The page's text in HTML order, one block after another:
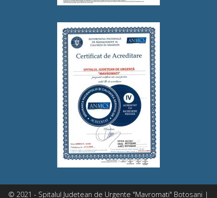
© 2021 - Spitalul Judetean de Urgente "Mavromati" Botosani |